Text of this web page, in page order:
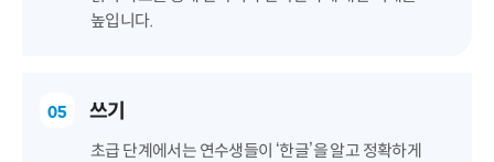
높입니다.
05 쓰기
초급 단계에서는 연수생들이 ‘한글’을 알고 정확하게